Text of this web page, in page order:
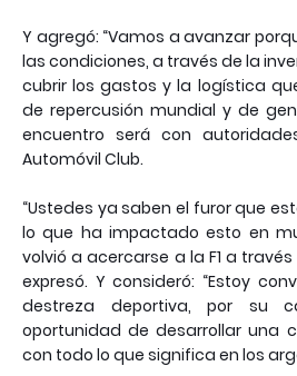
Y agregó: “Vamos a avanzar
las condiciones, a través de la
cubrir los gastos y la logística
de repercusión mundial y de
encuentro será con
Automóvil Club.
“Ustedes ya saben el furor que
lo que ha impactado esto en
volvió a acercarse a la F1 a
expresó. Y consideró: “Estoy
destreza deportiva, por su
oportunidad de desarrollar una
con todo lo que significa en los